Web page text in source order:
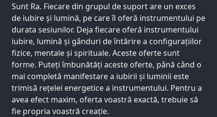
Sunt Ra. Fiecare din grupul de suport are un exces
de iubire și lumină, pe care îl oferă instrumentului pe
durata sesiunilor. Deja fiecare oferă instrumentului
iubire, lumină și gânduri de întărire a configurațiilor
fizice, mentale și spirituale. Aceste oferte sunt
forme. Puteți îmbunătăți aceste oferte, până când o
mai completă manifestare a iubirii și luminii este
trimisă rețelei energetice a instrumentului. Pentru a
avea efect maxim, oferta voastră exactă, trebuie să
fie propria voastră creație.